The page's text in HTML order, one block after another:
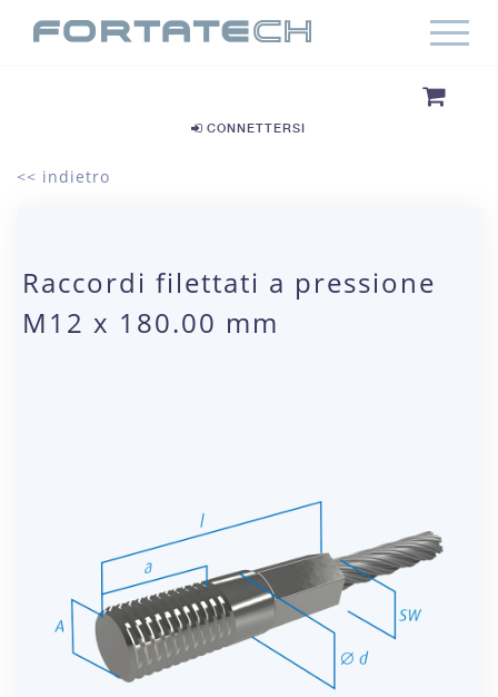
CONNETTERSI
<< indietro
Raccordi filettati a pressione
M12 x 180.00 mm